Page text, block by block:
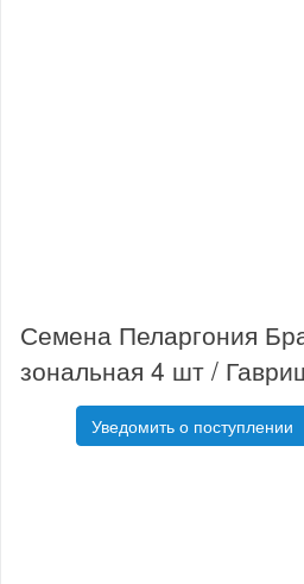
Семена Пеларгония
зональная 4 шт /
Уведомить о поступлении